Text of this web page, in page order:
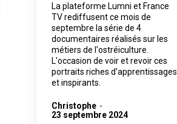
La plateforme Lumni et France
TV rediffusent ce mois de
septembre la série de 4
documentaires réalisés sur les
métiers de l'ostréiculture.
L'occasion de voir et revoir ces
portraits riches d'apprentissages
et inspirants.
Christophe -
23 septembre 2024